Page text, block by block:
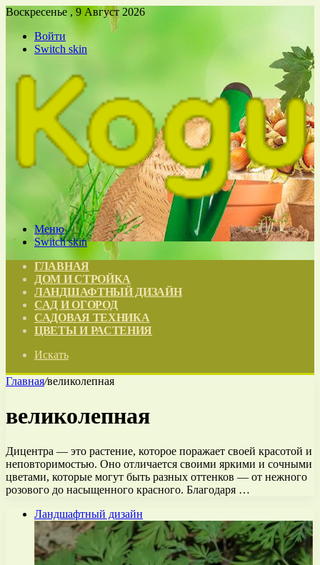
Воскресенье , 9 Август 2026
Войти
Switch skin
Меню
Switch skin
ГЛАВНАЯ
ДОМ И СТРОЙКА
ЛАНДШАФТНЫЙ ДИЗАЙН
САД И ОГОРОД
САДОВАЯ ТЕХНИКА
ЦВЕТЫ И РАСТЕНИЯ
Искать
Главная/великолепная
великолепная
Дицентра — это растение, которое поражает своей красотой и
неповторимостью. Оно отличается своими яркими и сочными
цветами, которые могут быть разных оттенков — от нежного
розового до насыщенного красного. Благодаря …
Ландшафтный дизайн